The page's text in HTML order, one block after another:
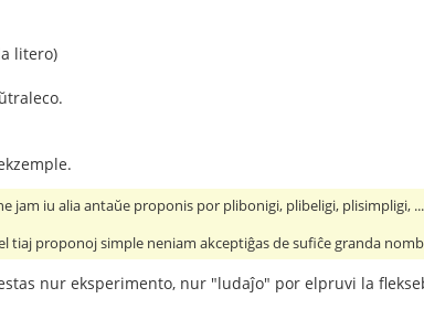
litero)
jam iu alia antaŭe proponis por plibonigi, plibeligi, plisimpligi,
tiaj proponoj simple neniam akceptiĝas de sufiĉe granda
nur eksperimento, nur "ludaĵo" por elpruvi la